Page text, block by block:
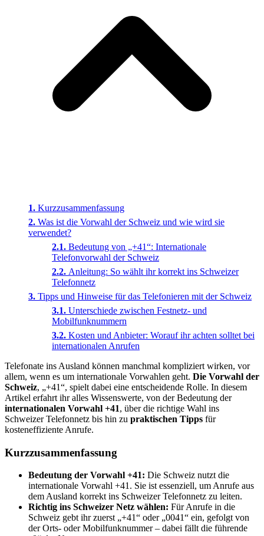
Kurzzusammenfassung
Was ist die Vorwahl der Schweiz und wie wird sie
verwendet?
Bedeutung von „+41“: Internationale
Telefonvorwahl der Schweiz
Anleitung: So wählt ihr korrekt ins Schweizer
Telefonnetz
Tipps und Hinweise für das Telefonieren mit der Schweiz
Unterschiede zwischen Festnetz- und
Mobilfunknummern
Kosten und Anbieter: Worauf ihr achten solltet bei
internationalen Anrufen
Telefonate ins Ausland können manchmal kompliziert wirken, vor
allem, wenn es um internationale Vorwahlen geht. Die Vorwahl der
Schweiz, „+41“, spielt dabei eine entscheidende Rolle. In diesem
Artikel erfahrt ihr alles Wissenswerte, von der Bedeutung der
internationalen Vorwahl +41, über die richtige Wahl ins
Schweizer Telefonnetz bis hin zu praktischen Tipps für
kosteneffiziente Anrufe.
Kurzzusammenfassung
Bedeutung der Vorwahl +41: Die Schweiz nutzt die
internationale Vorwahl +41. Sie ist essenziell, um Anrufe aus
dem Ausland korrekt ins Schweizer Telefonnetz zu leiten.
Richtig ins Schweizer Netz wählen: Für Anrufe in die
Schweiz gebt ihr zuerst „+41“ oder „0041“ ein, gefolgt von
der Orts- oder Mobilfunknummer – dabei fällt die führende